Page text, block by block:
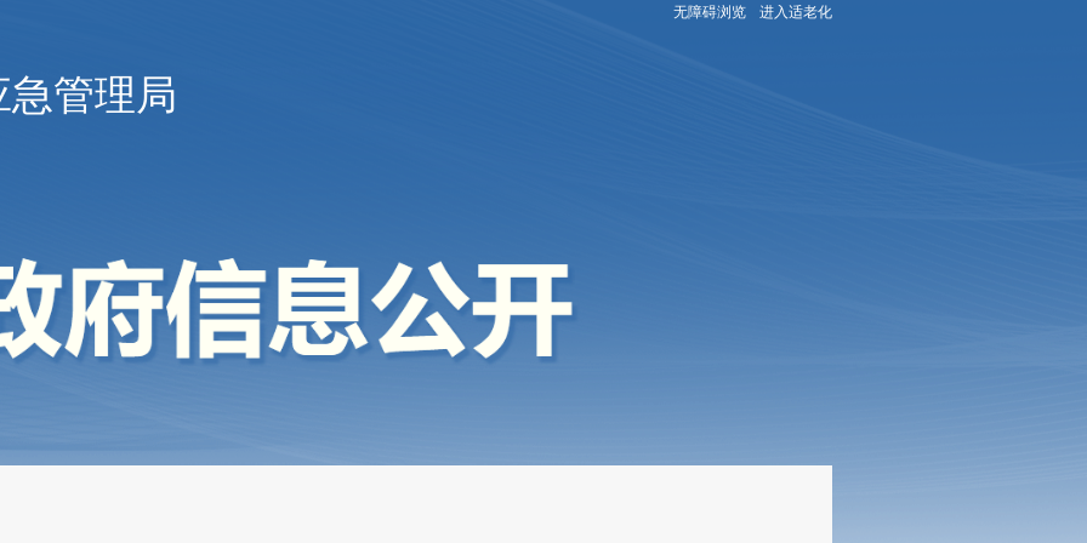
无障碍浏览 进入适老化
管理局